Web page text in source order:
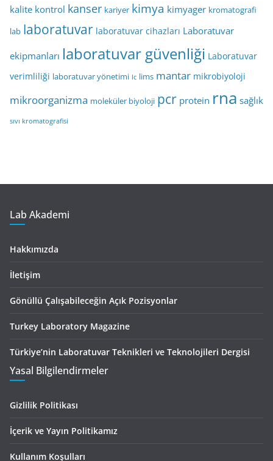
kalite kontrol kanser kariyer kimya kimyager kromatografi
lab laboratuvar laboratuvar cihazları Laboratuvar
ekipmanları laboratuvar güvenliği Laboratuvar
verimliliği laboratuvar yönetimi lc lims mantar mikrobiyoloji
mikroorganizma moleküler biyoloji pcr protein rna sağlık
sıvı kromatografisi
Lab Akademi
Hakkımızda
İletişim
Gönüllü Çalışabileceğin Açık Pozisyonlar
Turkey Laboratory Magazine
Türkiye’nin Laboratuvar Teknikleri ve Teknolojileri Dergisi
Yasal Bilgilendirmeler
Gizlilik Politikası
İçerik ve Yayın Politikamız
Kullanım Koşulları